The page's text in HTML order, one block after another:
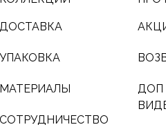
УПАКОВКА
ДОСТАВКА
ДОП
МАТЕРИАЛЫ
СОТРУДНИЧЕСТВО